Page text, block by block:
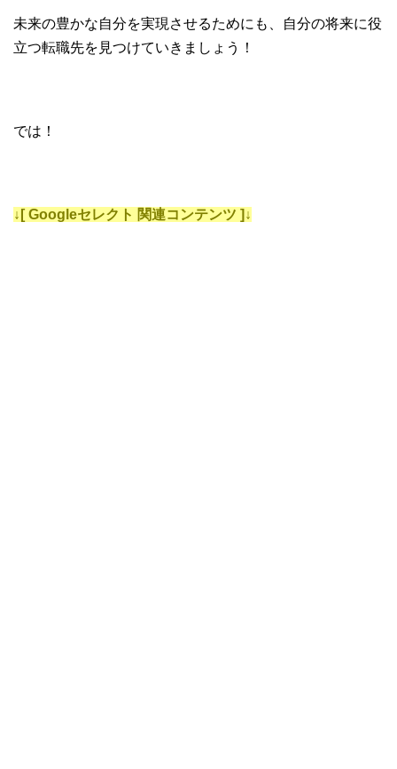
未来の豊かな自分を実現させるためにも、自分の将来に役
立つ転職先を見つけていきましょう！
では！
↓[ Googleセレクト 関連コンテンツ ]↓